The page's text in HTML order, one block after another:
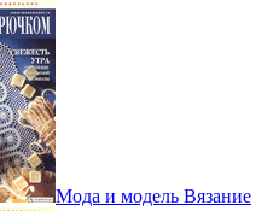
Мода и модель Вязание